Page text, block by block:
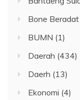
Bone Beradat
BUMN (1)
Daerah (434)
Daerh (13)
Ekonomi (4)